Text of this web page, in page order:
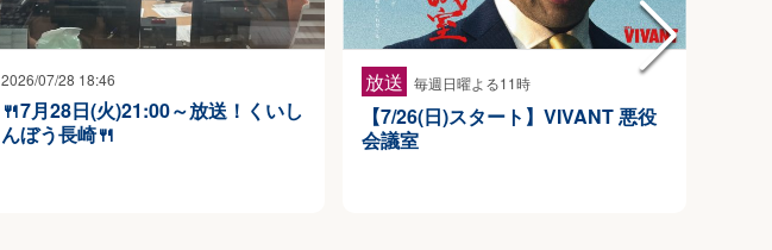
2026/07/28 18:46
🍴7月28日(火)21:00～放送！くいし
んぼう長崎🍴
放送 毎週日曜よる11時
【7/26(日)スタート】VIVANT 悪役
会議室